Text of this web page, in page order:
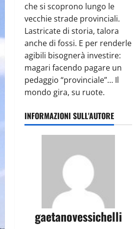
che si scoprono lungo le
vecchie strade provinciali.
Lastricate di storia, talora
anche di fossi. E per renderle
agibili bisognerà investire:
magari facendo pagare un
pedaggio “provinciale”… Il
mondo gira, su ruote.
INFORMAZIONI SULL'AUTORE
gaetanovessichelli